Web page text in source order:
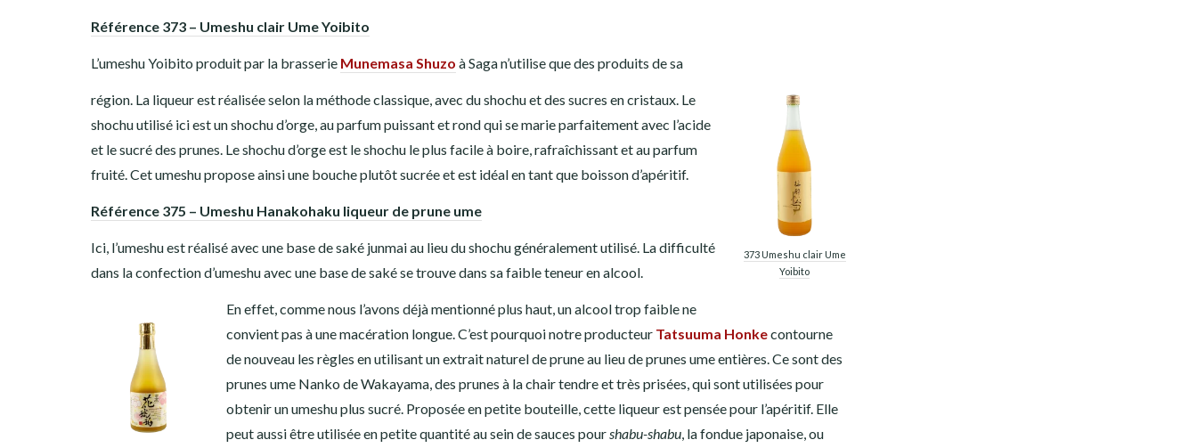
Référence 373 – Umeshu clair Ume Yoibito
L’umeshu Yoibito produit par la brasserie Munemasa Shuzo à Saga n’utilise que des produits de sa
373 Umeshu clair Ume
Yoibito
région. La liqueur est réalisée selon la méthode classique, avec du shochu et des sucres en cristaux. Le
shochu utilisé ici est un shochu d’orge, au parfum puissant et rond qui se marie parfaitement avec l’acide
et le sucré des prunes. Le shochu d’orge est le shochu le plus facile à boire, rafraîchissant et au parfum
fruité. Cet umeshu propose ainsi une bouche plutôt sucrée et est idéal en tant que boisson d’apéritif.
Référence 375 – Umeshu Hanakohaku liqueur de prune ume
Ici, l’umeshu est réalisé avec une base de saké junmai au lieu du shochu généralement utilisé. La difficulté
dans la confection d’umeshu avec une base de saké se trouve dans sa faible teneur en alcool.
En effet, comme nous l’avons déjà mentionné plus haut, un alcool trop faible ne
convient pas à une macération longue. C’est pourquoi notre producteur Tatsuuma Honkecontourne
de nouveau les règles en utilisant un extrait naturel de prune au lieu de prunes ume entières. Ce sont des
prunes ume Nanko de Wakayama, des prunes à la chair tendre et très prisées, qui sont utilisées pour
obtenir un umeshu plus sucré. Proposée en petite bouteille, cette liqueur est pensée pour l’apéritif. Elle
peut aussi être utilisée en petite quantité au sein de sauces pourshabu-shabu, la fondue japonaise, ou